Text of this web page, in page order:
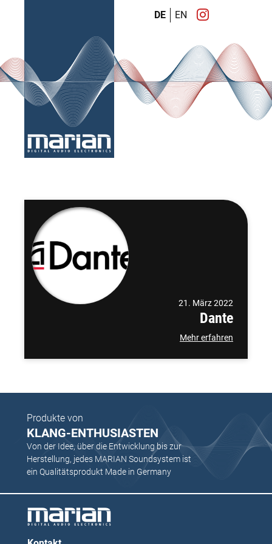
DE EN
21. März 2022
Dante
Mehr erfahren
Produkte von
KLANG-ENTHUSIASTEN
Von der Idee, über die Entwicklung bis zur
Herstellung, jedes MARIAN Soundsystem ist
ein Qualitätsprodukt Made in Germany